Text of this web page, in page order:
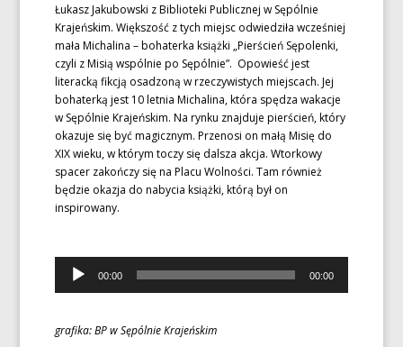
Łukasz Jakubowski z Biblioteki Publicznej w Sępólnie
Krajeńskim. Większość z tych miejsc odwiedziła wcześniej
mała Michalina – bohaterka książki „Pierścień Sępolenki,
czyli z Misią wspólnie po Sępólnie”. Opowieść jest
literacką fikcją osadzoną w rzeczywistych miejscach. Jej
bohaterką jest 10 letnia Michalina, która spędza wakacje
w Sępólnie Krajeńskim. Na rynku znajduje pierścień, który
okazuje się być magicznym. Przenosi on małą Misię do
XIX wieku, w którym toczy się dalsza akcja. Wtorkowy
spacer zakończy się na Placu Wolności. Tam również
będzie okazja do nabycia książki, którą był on
inspirowany.
Odtwarzacz
plików
00:00 00:00
grafika: BP w Sępólnie Krajeńskim